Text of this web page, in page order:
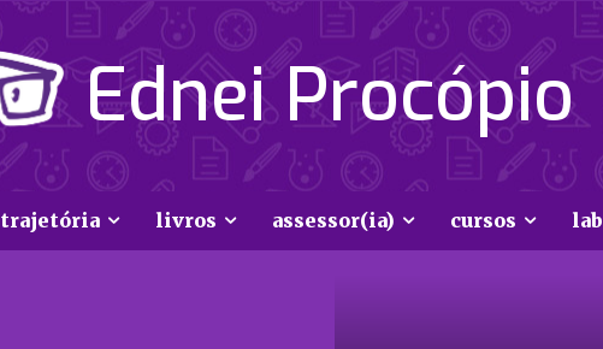
Ednei Procópio
trajetória livros assessor(ia) cursos lab